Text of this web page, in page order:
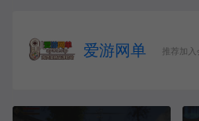
爱游网单 推荐加